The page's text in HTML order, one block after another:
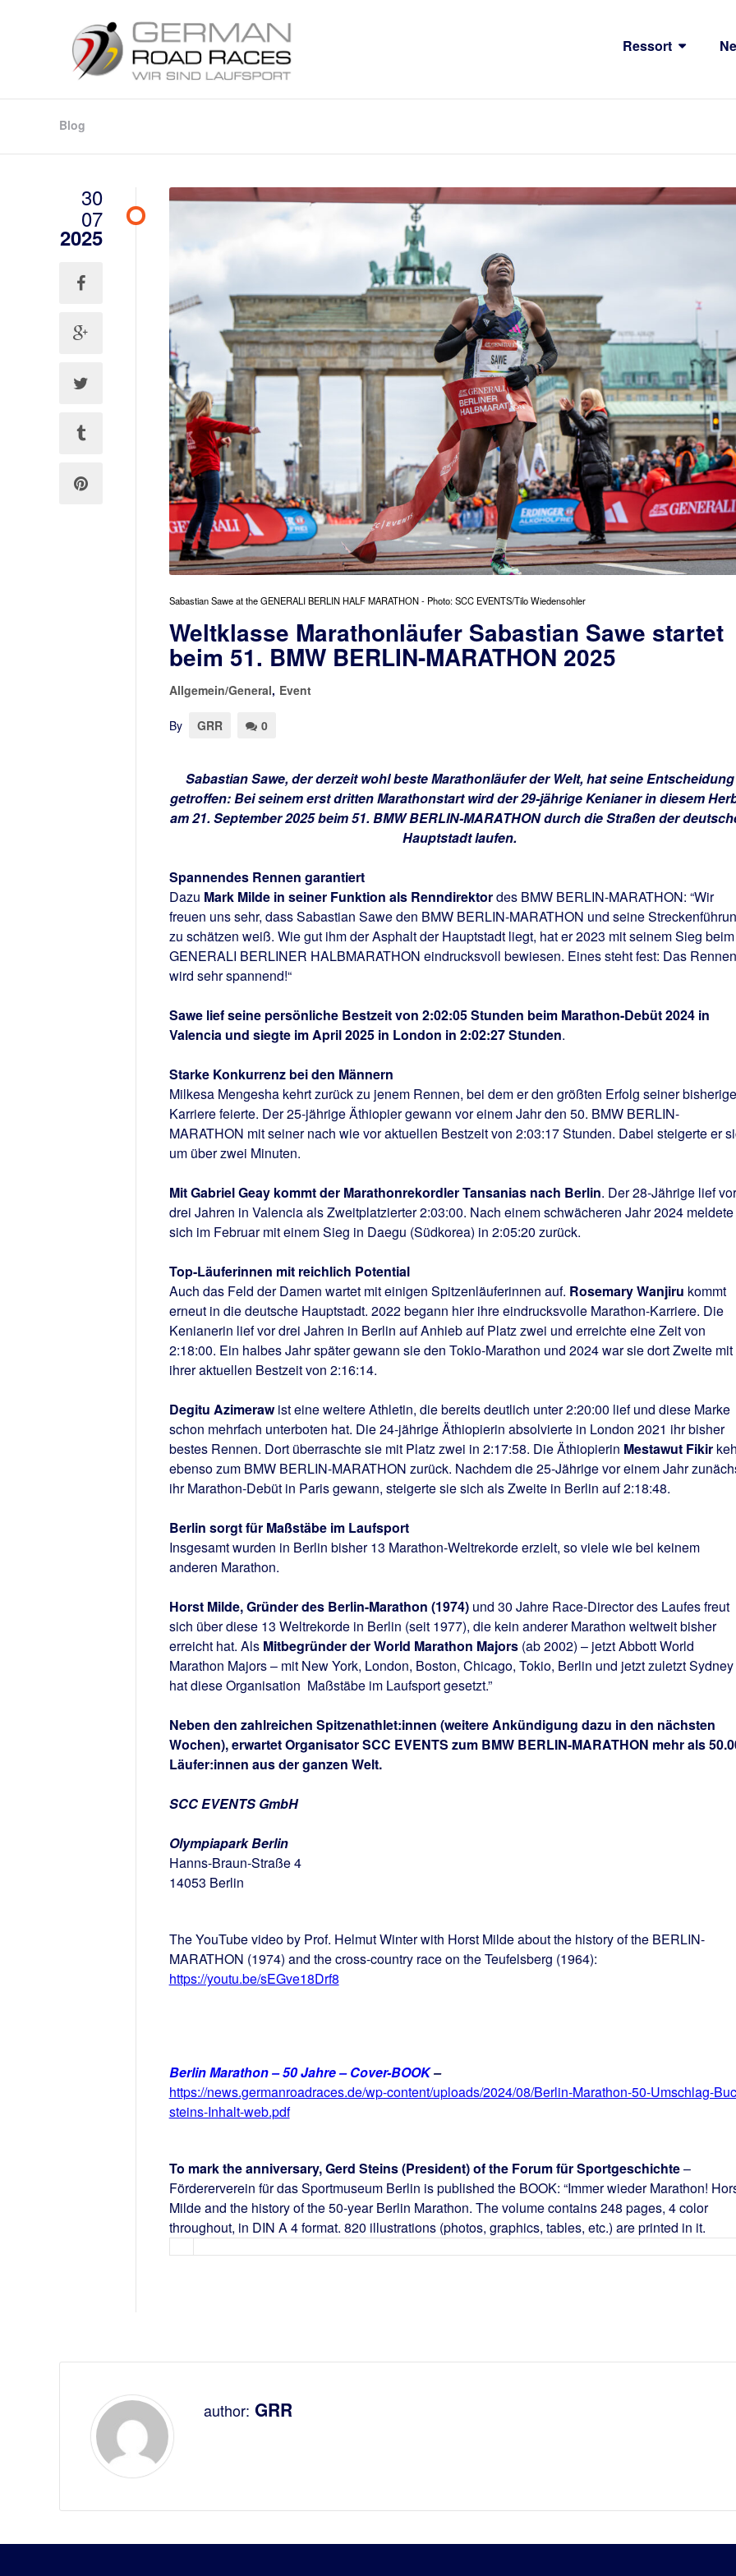
Ressort
Blog
30
07
2025
Sabastian Sawe at the GENERALI BERLIN HALF MARATHON - Photo: SCC EVENTS/Tilo Wiedensohler
Weltklasse Marathonläufer Sabastian Sawe startet
beim 51. BMW BERLIN-MARATHON 2025
Allgemein/General, Event
By GRR 0
Sabastian Sawe, der derzeit wohl beste Marathonläufer der Welt, hat seine Entscheidung
getroffen: Bei seinem erst dritten Marathonstart wird der 29-jährige Kenianer in diesem
am 21. September 2025 beim 51. BMW BERLIN-MARATHON durch die Straßen der
Hauptstadt laufen.
Spannendes Rennen garantiert
Dazu Mark Milde in seiner Funktion als Renndirektordes BMW BERLIN-MARATHON: “Wir
freuen uns sehr, dass Sabastian Sawe den BMW BERLIN-MARATHON und seine
zu schätzen weiß. Wie gut ihm der Asphalt der Hauptstadt liegt, hat er 2023 mit seinem Sieg beim
GENERALI BERLINER HALBMARATHON eindrucksvoll bewiesen. Eines steht fest: Das Rennen
wird sehr spannend!“
Sawe lief seine persönliche Bestzeit von 2:02:05 Stunden beim Marathon-Debüt 2024 in
Valencia und siegte im April 2025 in London in 2:02:27 Stunden.
Starke Konkurrenz bei den Männern
Milkesa Mengesha kehrt zurück zu jenem Rennen, bei dem er den größten Erfolg seiner
Karriere feierte. Der 25-jährige Äthiopier gewann vor einem Jahr den 50. BMW BERLIN-
MARATHON mit seiner nach wie vor aktuellen Bestzeit von 2:03:17 Stunden. Dabei steigerte er
um über zwei Minuten.
Mit Gabriel Geay kommt der Marathonrekordler Tansanias nach Berlin. Der 28-Jährige lief vor
drei Jahren in Valencia als Zweitplatzierter 2:03:00. Nach einem schwächeren Jahr 2024
sich im Februar mit einem Sieg in Daegu (Südkorea) in 2:05:20 zurück.
Top-Läuferinnen mit reichlich Potential
Auch das Feld der Damen wartet mit einigen Spitzenläuferinnen auf. Rosemary Wanjiru kommt
erneut in die deutsche Hauptstadt. 2022 begann hier ihre eindrucksvolle Marathon-Karriere. Die
Kenianerin lief vor drei Jahren in Berlin auf Anhieb auf Platz zwei und erreichte eine Zeit von
2:18:00. Ein halbes Jahr später gewann sie den Tokio-Marathon und 2024 war sie dort Zweite mit
ihrer aktuellen Bestzeit von 2:16:14.
Degitu Azimerawist eine weitere Athletin, die bereits deutlich unter 2:20:00 lief und diese Marke
schon mehrfach unterboten hat. Die 24-jährige Äthiopierin absolvierte in London 2021 ihr bisher
bestes Rennen. Dort überraschte sie mit Platz zwei in 2:17:58. Die Äthiopierin Mestawut Fikir
ebenso zum BMW BERLIN-MARATHON zurück. Nachdem die 25-Jährige vor einem Jahr
ihr Marathon-Debüt in Paris gewann, steigerte sie sich als Zweite in Berlin auf 2:18:48.
Berlin sorgt für Maßstäbe im Laufsport
Insgesamt wurden in Berlin bisher 13 Marathon-Weltrekorde erzielt, so viele wie bei keinem
anderen Marathon.
Horst Milde, Gründer des Berlin-Marathon (1974)und 30 Jahre Race-Director des Laufes freut
sich über diese 13 Weltrekorde in Berlin (seit 1977), die kein anderer Marathon weltweit bisher
erreicht hat. Als Mitbegründer der World Marathon Majors(ab 2002) – jetzt Abbott World
Marathon Majors – mit New York, London, Boston, Chicago, Tokio, Berlin und jetzt zuletzt Sydney
hat diese Organisation Maßstäbe im Laufsport gesetzt.”
Neben den zahlreichen Spitzenathlet:innen (weitere Ankündigung dazu in den nächsten
Wochen), erwartet Organisator SCC EVENTS zum BMW BERLIN-MARATHON mehr als
Läufer:innen aus der ganzen Welt.
SCC EVENTS GmbH
Olympiapark Berlin
Hanns-Braun-Straße 4
14053 Berlin
The YouTube video by Prof. Helmut Winter with Horst Milde about the history of the BERLIN-
MARATHON (1974) and the cross-country race on the Teufelsberg (1964):
https://youtu.be/sEGve18Drf8
Berlin Marathon – 50 Jahre – Cover-BOOK–
https://news.germanroadraces.de/wp-content/uploads/2024/08/Berlin-Marathon-50-Umschlag-
steins-Inhalt-web.pdf
To mark the anniversary, Gerd Steins (President) of the Forum für Sportgeschichte–
Fördererverein für das Sportmuseum Berlin is published the BOOK: “Immer wieder Marathon!
Milde and the history of the 50-year Berlin Marathon. The volume contains 248 pages, 4 color
throughout, in DIN A 4 format. 820 illustrations (photos, graphics, tables, etc.) are printed in it.
author: GRR